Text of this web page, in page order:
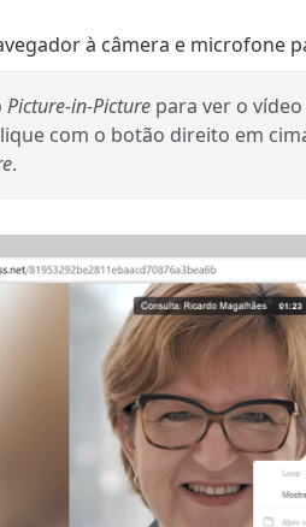
à câmera e microfone
Picture-in-Picture para ver o
com o botão direito em
.